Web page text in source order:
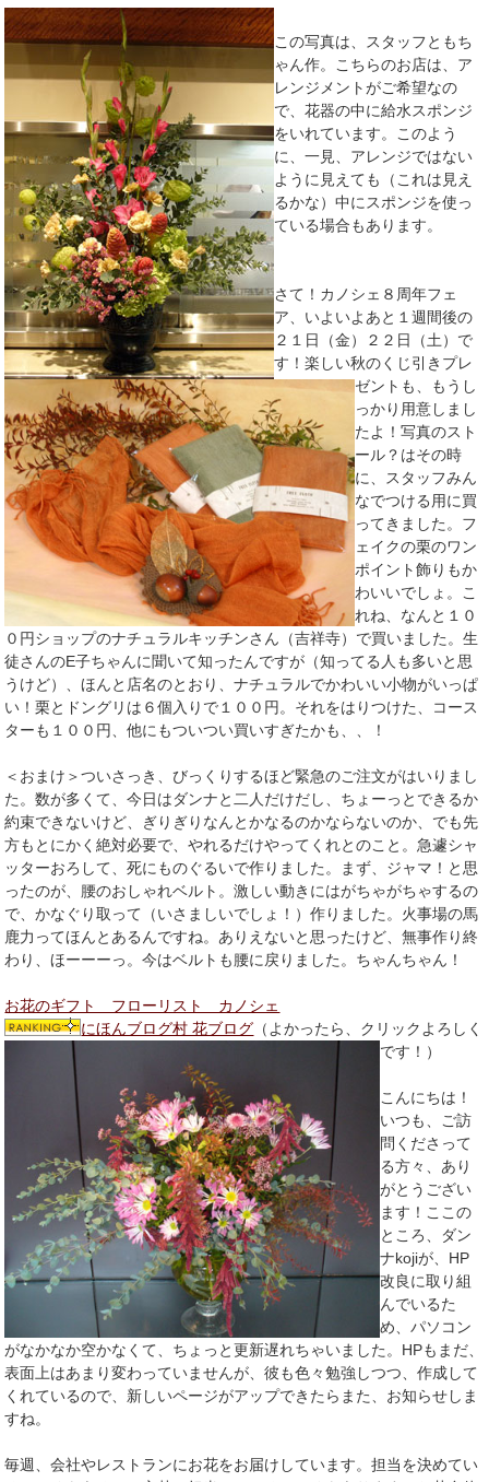
この写真は、スタッフともち
ゃん作。こちらのお店は、ア
レンジメントがご希望なの
で、花器の中に給水スポンジ
をいれています。このよう
に、一見、アレンジではない
ように見えても（これは見え
るかな）中にスポンジを使っ
ている場合もあります。
さて！カノシェ８周年フェ
ア、いよいよあと１週間後の
２１日（金）２２日（土）で
す！楽しい秋のくじ引きプレ
ゼントも、もうし
っかり用意しまし
たよ！写真のスト
ール？はその時
に、スタッフみん
なでつける用に買
ってきました。フ
ェイクの栗のワン
ポイント飾りもか
わいいでしょ。こ
れね、なんと１０
０円ショップのナチュラルキッチンさん（吉祥寺）で買いました。生
徒さんのE子ちゃんに聞いて知ったんですが（知ってる人も多いと思
うけど）、ほんと店名のとおり、ナチュラルでかわいい小物がいっぱ
い！栗とドングリは６個入りで１００円。それをはりつけた、コース
ターも１００円、他にもついつい買いすぎたかも、、！
＜おまけ＞ついさっき、びっくりするほど緊急のご注文がはいりまし
た。数が多くて、今日はダンナと二人だけだし、ちょーっとできるか
約束できないけど、ぎりぎりなんとかなるのかならないのか、でも先
方もとにかく絶対必要で、やれるだけやってくれとのこと。急遽シャ
ッターおろして、死にものぐるいで作りました。まず、ジャマ！と思
ったのが、腰のおしゃれベルト。激しい動きにはがちゃがちゃするの
で、かなぐり取って（いさましいでしょ！）作りました。火事場の馬
鹿力ってほんとあるんですね。ありえないと思ったけど、無事作り終
わり、ほーーーっ。今はベルトも腰に戻りました。ちゃんちゃん！
お花のギフト フローリスト カノシェ
にほんブログ村 花ブログ （よかったら、クリックよろしく
です！）
こんにちは！
いつも、ご訪
問くださって
る方々、あり
がとうござい
ます！ここの
ところ、ダン
ナkojiが、HP
改良に取り組
んでいるた
め、パソコン
がなかなか空かなくて、ちょっと更新遅れちゃいました。HPもまだ、
表面上はあまり変わっていませんが、彼も色々勉強しつつ、作成して
くれているので、新しいページがアップできたらまた、お知らせしま
すね。
毎週、会社やレストランにお花をお届けしています。担当を決めてい